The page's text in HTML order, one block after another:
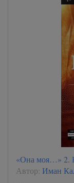
«Она моя…» 2.
Автор: Иман